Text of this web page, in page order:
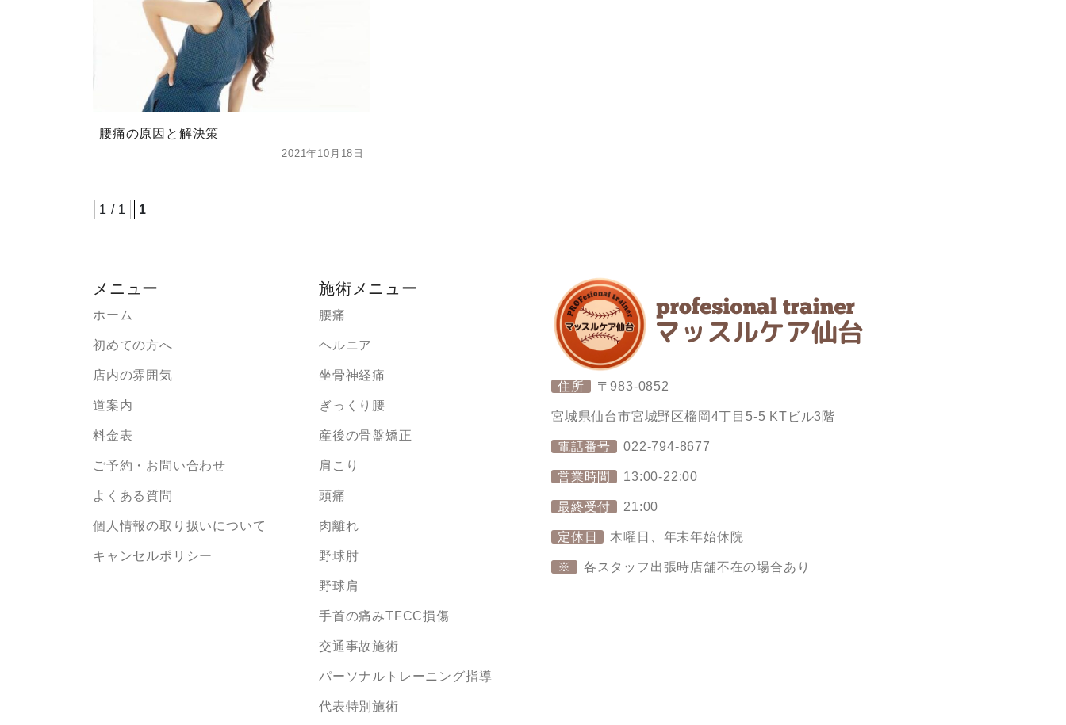
腰痛の原因と解決策
2021年10月18日
1 / 1 1
メニュー
ホーム
初めての方へ
店内の雰囲気
道案内
料金表
ご予約・お問い合わせ
よくある質問
個人情報の取り扱いについて
キャンセルポリシー
施術メニュー
腰痛
ヘルニア
坐骨神経痛
ぎっくり腰
産後の骨盤矯正
肩こり
頭痛
肉離れ
野球肘
野球肩
手首の痛みTFCC損傷
交通事故施術
パーソナルトレーニング指導
代表特別施術
住所 〒983-0852
宮城県仙台市宮城野区榴岡4丁目5-5 KTビル3階
電話番号 022-794-8677
営業時間 13:00-22:00
最終受付 21:00
定休日 木曜日、年末年始休院
※ 各スタッフ出張時店舗不在の場合あり